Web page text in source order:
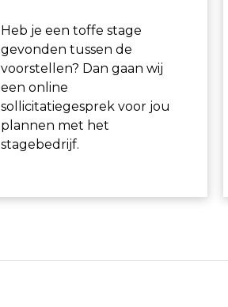
Heb je een toffe stage
gevonden tussen de
voorstellen? Dan gaan wij
een online
sollicitatiegesprek voor jou
plannen met het
stagebedrijf.